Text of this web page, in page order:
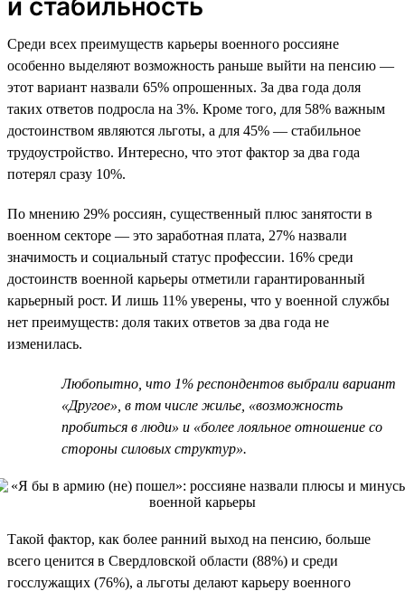
и стабильность
Среди всех преимуществ карьеры военного россияне
особенно выделяют возможность раньше выйти на пенсию —
этот вариант назвали 65% опрошенных. За два года доля
таких ответов подросла на 3%. Кроме того, для 58% важным
достоинством являются льготы, а для 45% — стабильное
трудоустройство. Интересно, что этот фактор за два года
потерял сразу 10%.
По мнению 29% россиян, существенный плюс занятости в
военном секторе — это заработная плата, 27% назвали
значимость и социальный статус профессии. 16% среди
достоинств военной карьеры отметили гарантированный
карьерный рост. И лишь 11% уверены, что у военной службы
нет преимуществ: доля таких ответов за два года не
изменилась.
Любопытно, что 1% респондентов выбрали вариант
«Другое», в том числе жилье, «возможность
пробиться в люди» и «более лояльное отношение со
стороны силовых структур».
Такой фактор, как более ранний выход на пенсию, больше
всего ценится в Свердловской области (88%) и среди
госслужащих (76%), а льготы делают карьеру военного